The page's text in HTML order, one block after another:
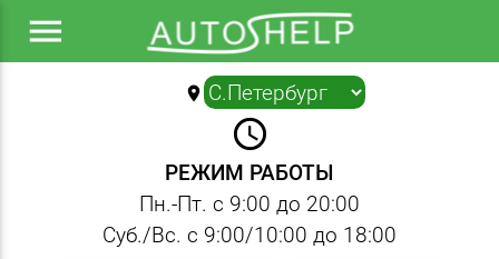
menu
location_on ▼
query_builder
РЕЖИМ РАБОТЫ
Пн.-Пт. с 9:00 до 20:00
Суб./Вс. с 9:00/10:00 до 18:00